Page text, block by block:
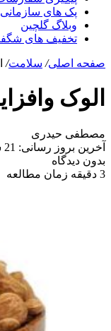
پک های سازمانی
وبلاگ گلچین
تخفیف های
صفحه اصلی/ سلامت/
الوک
مصطفی حیدری
آخرین بروز رسانی: 21 شهریور 1402
بدون دیدگاه
3 دقیقه زمان مطالعه